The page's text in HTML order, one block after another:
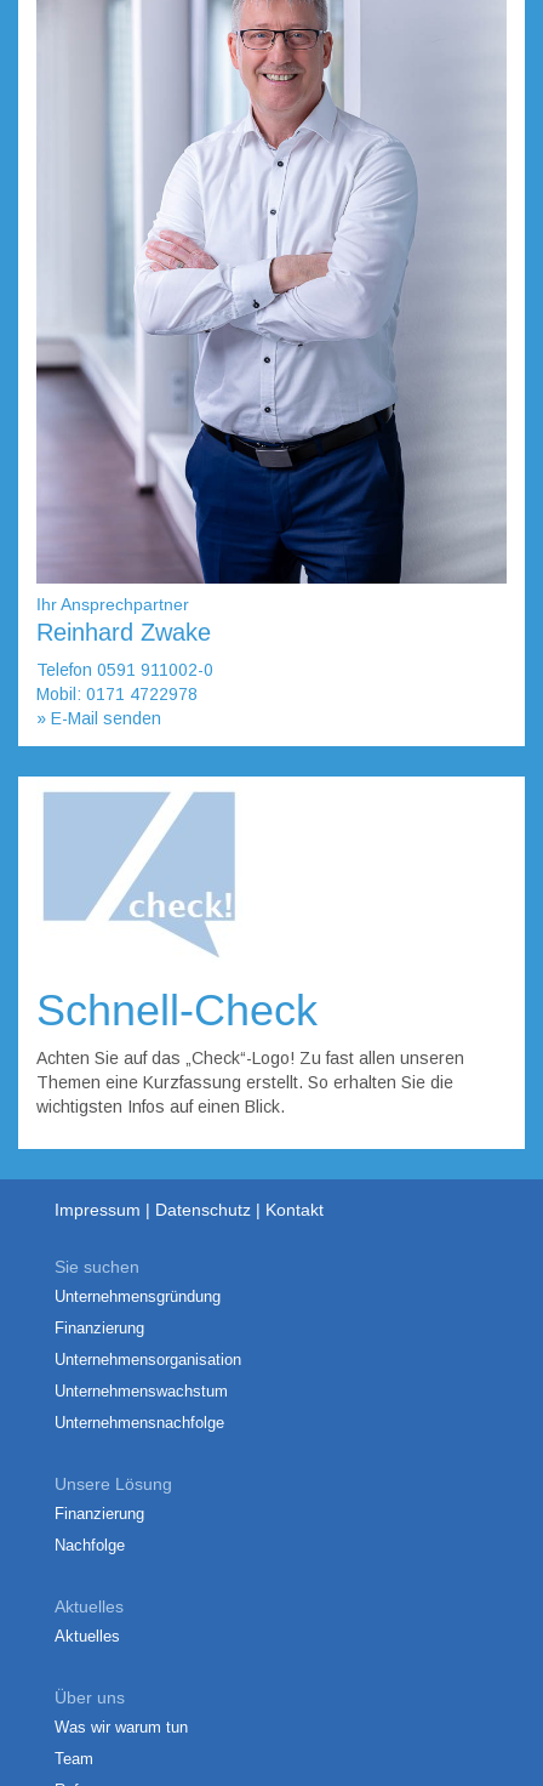
Ihr Ansprechpartner
Reinhard Zwake
Telefon 0591 911002-0
Mobil: 0171 4722978
» E-Mail senden
Schnell-Check
Achten Sie auf das „Check“-Logo! Zu fast allen unseren
Themen eine Kurzfassung erstellt. So erhalten Sie die
wichtigsten Infos auf einen Blick.
Impressum Datenschutz Kontakt
Sie suchen
Unternehmensgründung
Finanzierung
Unternehmensorganisation
Unternehmenswachstum
Unternehmensnachfolge
Unsere Lösung
Finanzierung
Nachfolge
Aktuelles
Aktuelles
Über uns
Was wir warum tun
Team